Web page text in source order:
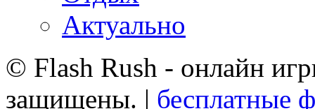
Актуально
© Flash Rush - онлайн
защищены. | бесплатные